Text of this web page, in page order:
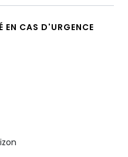
EN CAS D'URGENCE